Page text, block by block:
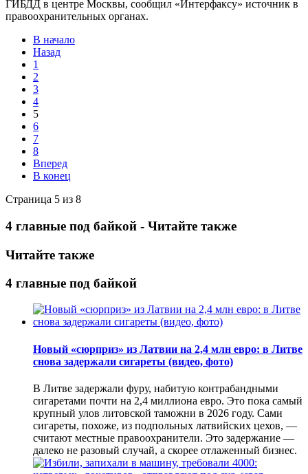
ГИБДД в центре Москвы, сообщил «Интерфаксу» источник в
правоохранительных органах.
В начало
Назад
1
2
3
4
5
6
7
8
Вперед
В конец
Страница 5 из 8
4 главные под байкой - Читайте также
Читайте также
4 главные под байкой
Новый «сюрприз» из Латвии на 2,4 млн евро: в Литве
снова задержали сигареты (видео, фото)
В Литве задержали фуру, набитую контрабандными
сигаретами почти на 2,4 миллиона евро. Это пока самый
крупный улов литовской таможни в 2026 году. Сами
сигареты, похоже, из подпольных латвийских цехов, —
считают местные правоохранители. Это задержание —
далеко не разовый случай, а скорее отлаженный бизнес.